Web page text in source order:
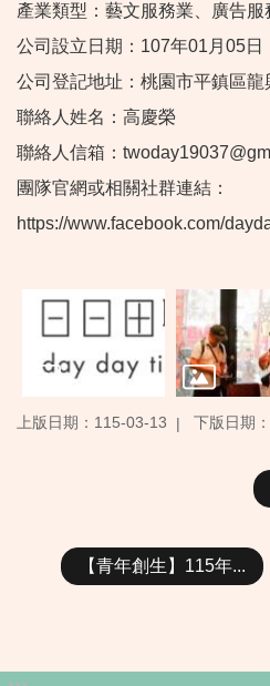
產業類型：藝文服務業、廣告
公司設立日期：107年01月05日
公司登記地址：桃園市平鎮區
聯絡人姓名：高慶榮
聯絡人信箱：
團隊官網或相關社群連結：
https://www.facebook.com/
上版日期：115-03-13 下版日期
【青年創生】115年...